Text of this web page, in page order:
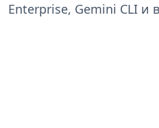
Enterprise, Gemini CLI и